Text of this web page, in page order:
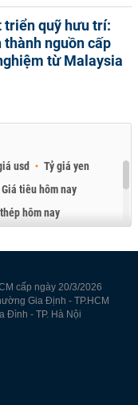
triển quỹ hưu trí:
nguồn cấp
từ Malaysia
usd
Tỷ giá yen
Giá tiêu hôm nay
hôm nay
cấp ngày 20/3/2026
Gia Định - TP.HCM
Đình - TP. Hà Nội